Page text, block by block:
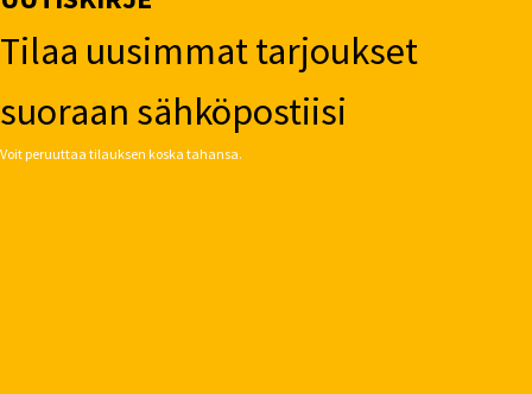
Tilaa uusimmat tarjoukset
suoraan sähköpostiisi
Voit peruuttaa tilauksen koska tahansa.